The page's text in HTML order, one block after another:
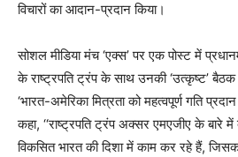
विचारों का आदान-प्रदान किया।
सोशल मीडिया मंच ‘एक्स’ पर एक पोस्ट में
के राष्ट्रपति ट्रंप के साथ उनकी ‘उत्कृष्ट’
‘भारत-अमेरिका मित्रता को महत्वपूर्ण गति
कहा, ‘‘राष्ट्रपति ट्रंप अक्सर एमएजीए के बारे
विकसित भारत की दिशा में काम कर रहे हैं,